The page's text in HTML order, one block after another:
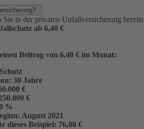
in der privaten Unfallversicherung bereits
ab 6,40 €
Beitrag von 6,40 € im Monat:
30 Jahre
€
€
%
August 2021
dieses Beispiel: 76,80 €